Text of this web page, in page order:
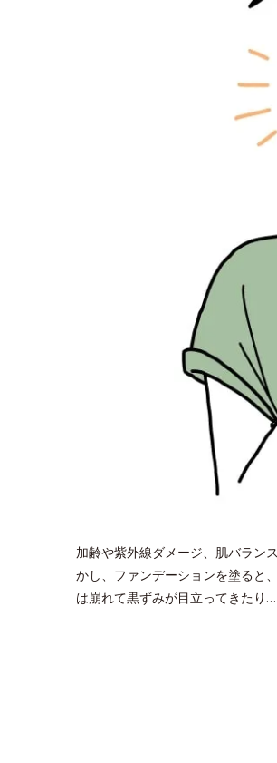
加齢や紫外線ダメージ、肌バラン
かし、ファンデーションを塗ると
は崩れて黒ずみが目立ってきたり…